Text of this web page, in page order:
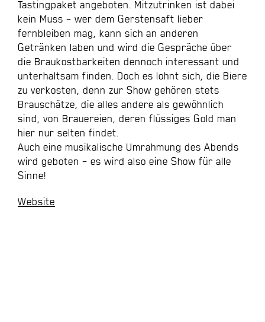
Tastingpaket angeboten. Mitzutrinken ist dabei
kein Muss – wer dem Gerstensaft lieber
fernbleiben mag, kann sich an anderen
Getränken laben und wird die Gespräche über
die Braukostbarkeiten dennoch interessant und
unterhaltsam finden. Doch es lohnt sich, die Biere
zu verkosten, denn zur Show gehören stets
Brauschätze, die alles andere als gewöhnlich
sind, von Brauereien, deren flüssiges Gold man
hier nur selten findet.
Auch eine musikalische Umrahmung des Abends
wird geboten – es wird also eine Show für alle
Sinne!
Website